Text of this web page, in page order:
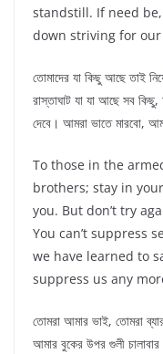
standstill. If need
down striving for
তোমাদের যা কিছু আছে তাই
রাস্তাঘাট যা যা আছে সব
দেবে। আমরা ভাতে মারবো,
To those in the
brothers; stay in
you. But don’t try
You can’t suppress
we have learned to
suppress us any
তোমরা আমার ভাই, তোমরা
আমার বুকের উপর গুলী চালাবার